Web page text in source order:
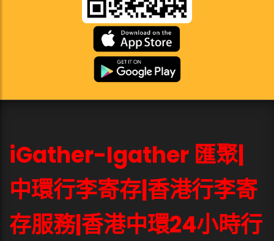
iGather-Igather 匯聚|
中環行李寄存|香港行李寄
存服務|香港中環24小時行